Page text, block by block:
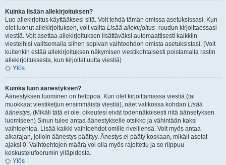
Kuinka lisään allekirjoituksen?
Luo allekirjoitus käyttääksesi sitä. Voit tehdä tämän omissa asetuksissasi. Kun
olet luonut allekirjoituksen, voit valita Lisää allekirjoitus -ruudun kirjoittaessasi
viestiä. Voit asettaa allekirjoituksen lisättäväksi automaattisesti kaikkiin
viesteihisi valitsemalla siihen sopivan vaihtoehdon omista asetuksistasi. (Voit
kuitenkin estää allekirjoituksen näkymisen viestikohtaisesti poistamalla rastin
allekirjoituksesta, kun kirjoitat uutta viestiä)
Ylös
Kuinka luon äänestyksen?
Äänestyksen luominen on helppoa. Kun olet kirjoittamassa viestiä (tai
muokkaat viestiketjun ensimmäistä viestiä), näet valikossa kohdan Lisää
äänestys. (Mikäli tätä ei ole, oikeutesi eivät todennäköisesti riitä äänsetyksen
luomiseen) Sinun tulee antaa äänestykselle otsikko ja vähintään kaksi
vaihtoehtoa. Lisää kaikki vaihtoehdot omille riveillensä. Voit myös antaa
aikarajan, jolloin äänestys päättyy. Änestys ei pääty koskaan, mikäli asetat
ajaksi 0. Vaihtoehtojen määrä voi olla myös rajoitettu ja se riippuu
keskustelufoorumin ylläpidosta.
Ylös